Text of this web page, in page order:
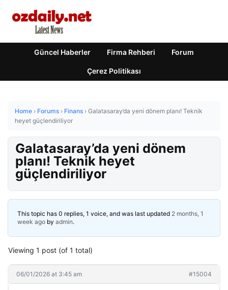
Güncel Haberler Firma Rehberi Forum
Çerez Politikası
Home › Forums › Finans › Galatasaray’da yeni dönem planı! Teknik
heyet güçlendiriliyor
Galatasaray’da yeni dönem
planı! Teknik heyet
güçlendiriliyor
This topic has 0 replies, 1 voice, and was last updated 2 months, 1
week ago by admin.
Viewing 1 post (of 1 total)
06/01/2026 at 3:45 am #15004